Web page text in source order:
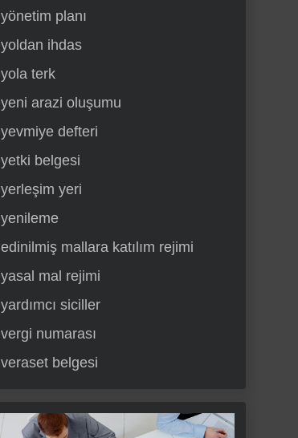
yönetim planı
yoldan ihdas
yola terk
yeni arazi oluşumu
yevmiye defteri
yetki belgesi
yerleşim yeri
yenileme
edinilmiş mallara katılım rejimi
yasal mal rejimi
yardımcı siciller
vergi numarası
veraset belgesi